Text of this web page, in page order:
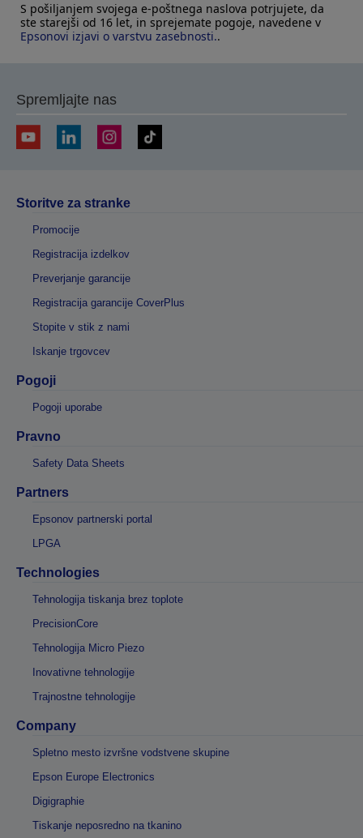
S pošiljanjem svojega e-poštnega naslova potrjujete, da
ste starejši od 16 let, in sprejemate pogoje, navedene v
Epsonovi izjavi o varstvu zasebnosti..
Spremljajte nas
Storitve za stranke
Promocije
Registracija izdelkov
Preverjanje garancije
Registracija garancije CoverPlus
Stopite v stik z nami
Iskanje trgovcev
Pogoji
Pogoji uporabe
Pravno
Safety Data Sheets
Partners
Epsonov partnerski portal
LPGA
Technologies
Tehnologija tiskanja brez toplote
PrecisionCore
Tehnologija Micro Piezo
Inovativne tehnologije
Trajnostne tehnologije
Company
Spletno mesto izvršne vodstvene skupine
Epson Europe Electronics
Digigraphie
Tiskanje neposredno na tkanino